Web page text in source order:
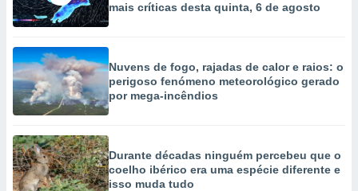
mais críticas desta quinta, 6 de agosto
Nuvens de fogo, rajadas de calor e raios: o
perigoso fenómeno meteorológico gerado
por mega-incêndios
Durante décadas ninguém percebeu que o
coelho ibérico era uma espécie diferente e
isso muda tudo